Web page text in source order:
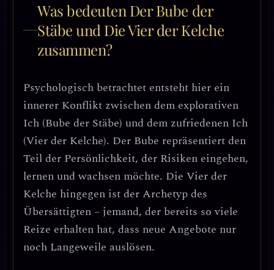
Was bedeuten Der Bube der
Stäbe und Die Vier der Kelche
zusammen?
Psychologisch betrachtet entsteht hier ein
innerer Konflikt zwischen dem explorativen
Ich (Bube der Stäbe) und dem zufriedenen Ich
(Vier der Kelche). Der Bube repräsentiert den
Teil der Persönlichkeit, der Risiken eingehen,
lernen und wachsen möchte. Die Vier der
Kelche hingegen ist derArchetyp des
Übersättigten – jemand, der bereits so viele
Reize erhalten hat, dass neue Angebote nur
noch Langeweile auslösen.